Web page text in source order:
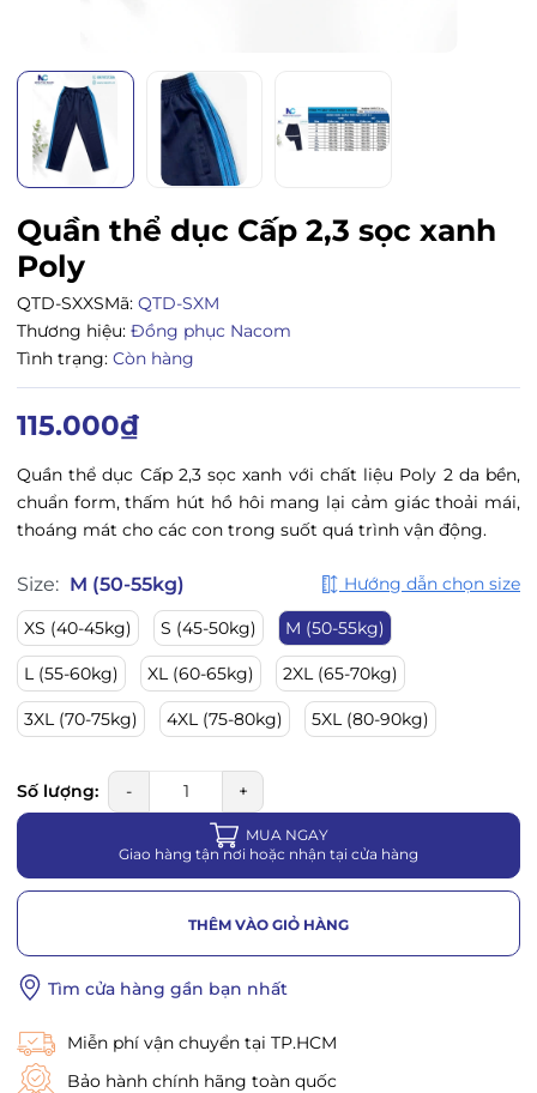
Quần thể dục Cấp 2,3 sọc xanh
Poly
QTD-SXXSMã: QTD-SXM
Thương hiệu: Đồng phục Nacom
Tình trạng: Còn hàng
115.000₫
Quần thể dục Cấp 2,3 sọc xanh với chất liệu Poly 2 da bền,
chuẩn form, thấm hút hồ hôi mang lại cảm giác thoải mái,
thoáng mát cho các con trong suốt quá trình vận động.
Size: M (50-55kg) Hướng dẫn chọn size
XS (40-45kg) S (45-50kg) M (50-55kg)
L (55-60kg) XL (60-65kg) 2XL (65-70kg)
3XL (70-75kg) 4XL (75-80kg) 5XL (80-90kg)
Số lượng: - +
MUA NGAY
Giao hàng tận nơi hoặc nhận tại cửa hàng
THÊM VÀO GIỎ HÀNG
Tìm cửa hàng gần bạn nhất
Miễn phí vận chuyển tại TP.HCM
Bảo hành chính hãng toàn quốc